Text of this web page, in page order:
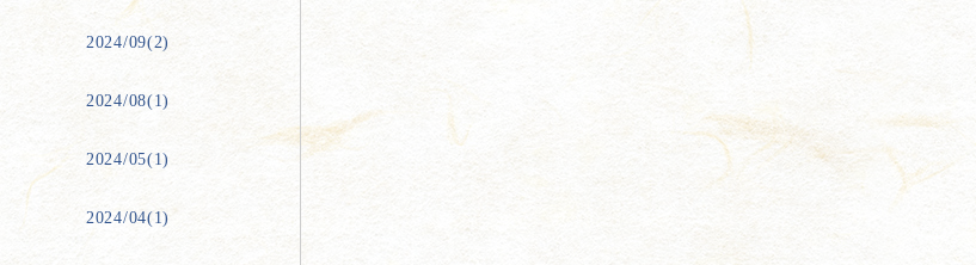
2024/09(2)
2024/08(1)
2024/05(1)
2024/04(1)